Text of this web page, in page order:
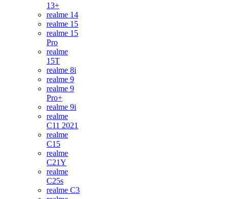
13+
realme 14
realme 15
realme 15
Pro
realme
15T
realme 8i
realme 9
realme 9
Pro+
realme 9i
realme
C11 2021
realme
C15
realme
C21Y
realme
C25s
realme C3